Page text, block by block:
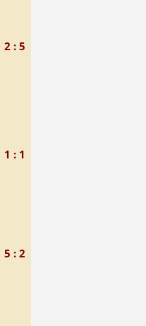
2 : 5
1 : 1
5 : 2